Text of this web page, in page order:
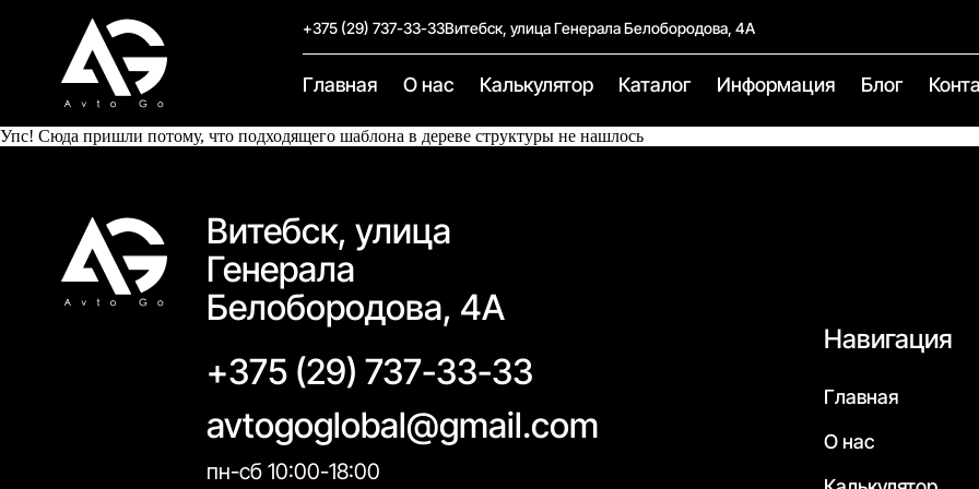
+375 (29) 737-33-33Витебск, улица Генерала Белобородова, 4А
Главная О нас Калькулятор Каталог Информация Блог
Упс! Сюда пришли потому, что подходящего шаблона в дереве структуры не нашлось
Витебск, улица
Генерала
Белобородова, 4А
+375 (29) 737-33-33
avtogoglobal@gmail.com
пн-сб 10:00-18:00
Навигация
Главная
О нас